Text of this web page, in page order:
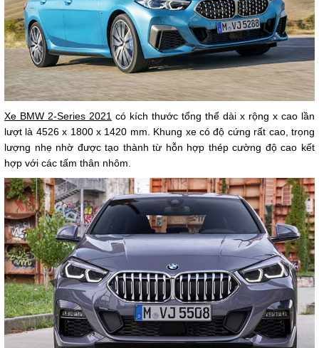
Xe BMW 2-Series 2021 có kích thước tổng thể dài x rộng x cao lần
lượt là 4526 x 1800 x 1420 mm. Khung xe có độ cứng rất cao, trọng
lượng nhẹ nhờ được tạo thành từ hỗn hợp thép cường độ cao kết
hợp với các tấm thân nhôm.